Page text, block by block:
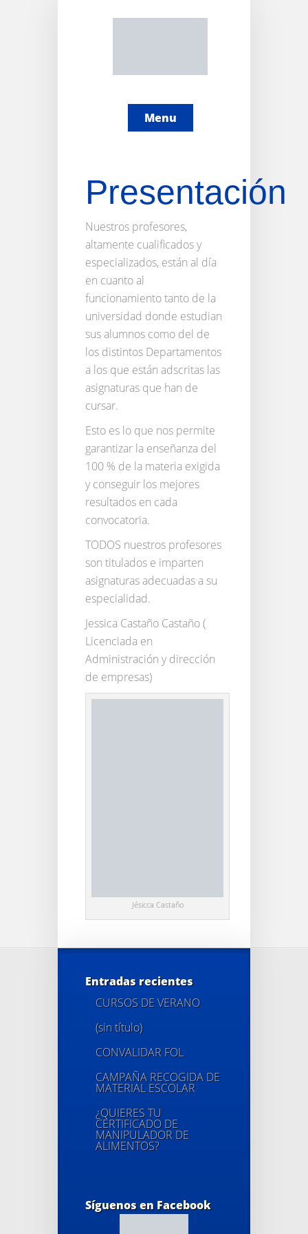
Menu
Presentación
Nuestros profesores,
altamente cualificados y
especializados, están al día
en cuanto al
funcionamiento tanto de la
universidad donde estudian
sus alumnos como del de
los distintos Departamentos
a los que están adscritas las
asignaturas que han de
cursar.
Esto es lo que nos permite
garantizar la enseñanza del
100 % de la materia exigida
y conseguir los mejores
resultados en cada
convocatoria.
TODOS nuestros profesores
son titulados e imparten
asignaturas adecuadas a su
especialidad.
Jessica Castaño Castaño (
Licenciada en
Administración y dirección
de empresas)
Jésicca Castaño
Entradas recientes
CURSOS DE VERANO
(sin título)
CONVALIDAR FOL
CAMPAÑA RECOGIDA DE
MATERIAL ESCOLAR
¿QUIERES TU
CERTIFICADO DE
MANIPULADOR DE
ALIMENTOS?
Síguenos en Facebook